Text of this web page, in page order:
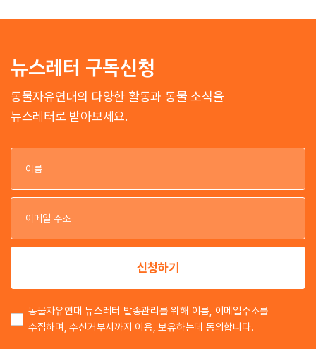
뉴스레터 구독신청
동물자유연대의 다양한 활동과 동물 소식을
뉴스레터로 받아보세요.
이
이
신청하기
동물자유연대 뉴스레터 발송관리를 위해 이름, 이메일주소를
수집하며, 수신거부시까지 이용, 보유하는데 동의합니다.